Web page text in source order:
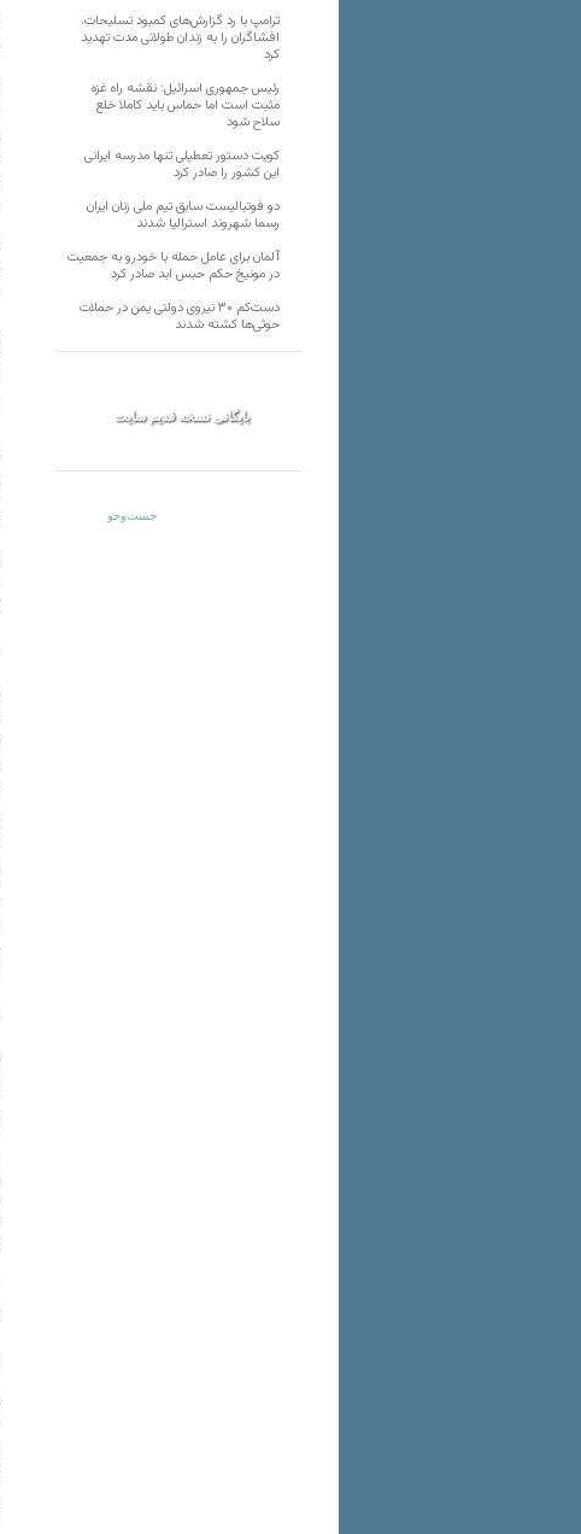
ترامپ با رد گزارش‌های کمبود تسلیحات،
افشاگران را به زندان طولانی مدت تهدید
کرد
رئیس‌ جمهوری اسرائیل: نقشه راه غزه
مثبت است اما حماس باید کاملا خلع
سلاح شود
کویت دستور تعطیلی تنها مدرسه ایرانی
این کشور را صادر کرد
دو فوتبالیست سابق تیم ملی زنان ایران
رسما شهروند استرالیا شدند
آلمان برای عامل حمله با خودرو به جمعیت
در مونیخ حکم حبس ابد صادر کرد
دست‌کم ۳۰ نیروی دولتی یمن در حملات
حوثی‌ها کشته شدند
بایگانی نسخه قدیم سایت